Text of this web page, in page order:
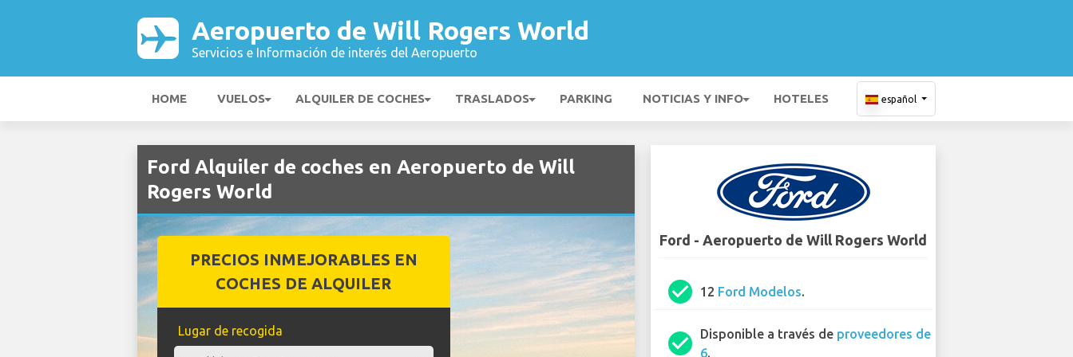
Aeropuerto de Will Rogers World
Servicios e Información de interés del Aeropuerto
HOME VUELOS ALQUILER DE COCHES TRASLADOS PARKING NOTICIAS Y INFO HOTELES español
Ford Alquiler de coches en Aeropuerto de Will
Rogers World
PRECIOS INMEJORABLES EN
COCHES DE ALQUILER
Lugar de recogida
Ford - Aeropuerto de Will Rogers World
check_circle 12 Ford Modelos.
check_circle Disponible a través de proveedores de
6.